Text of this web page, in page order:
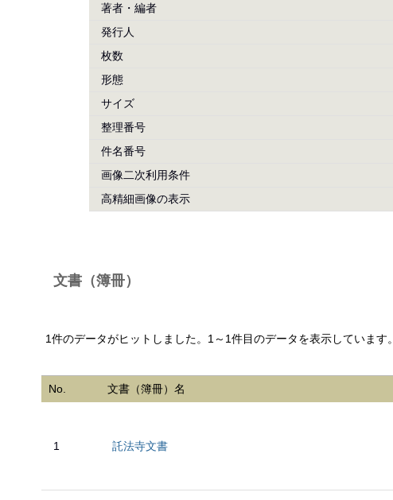
著者・編者
発行人
枚数
形態
サイズ
整理番号
件名番号
画像二次利用条件
高精細画像の表示
文書（簿冊）
1件のデータがヒットしました。1～1件目のデータを表示しています。
No. 文書（簿冊）名
1 託法寺文書